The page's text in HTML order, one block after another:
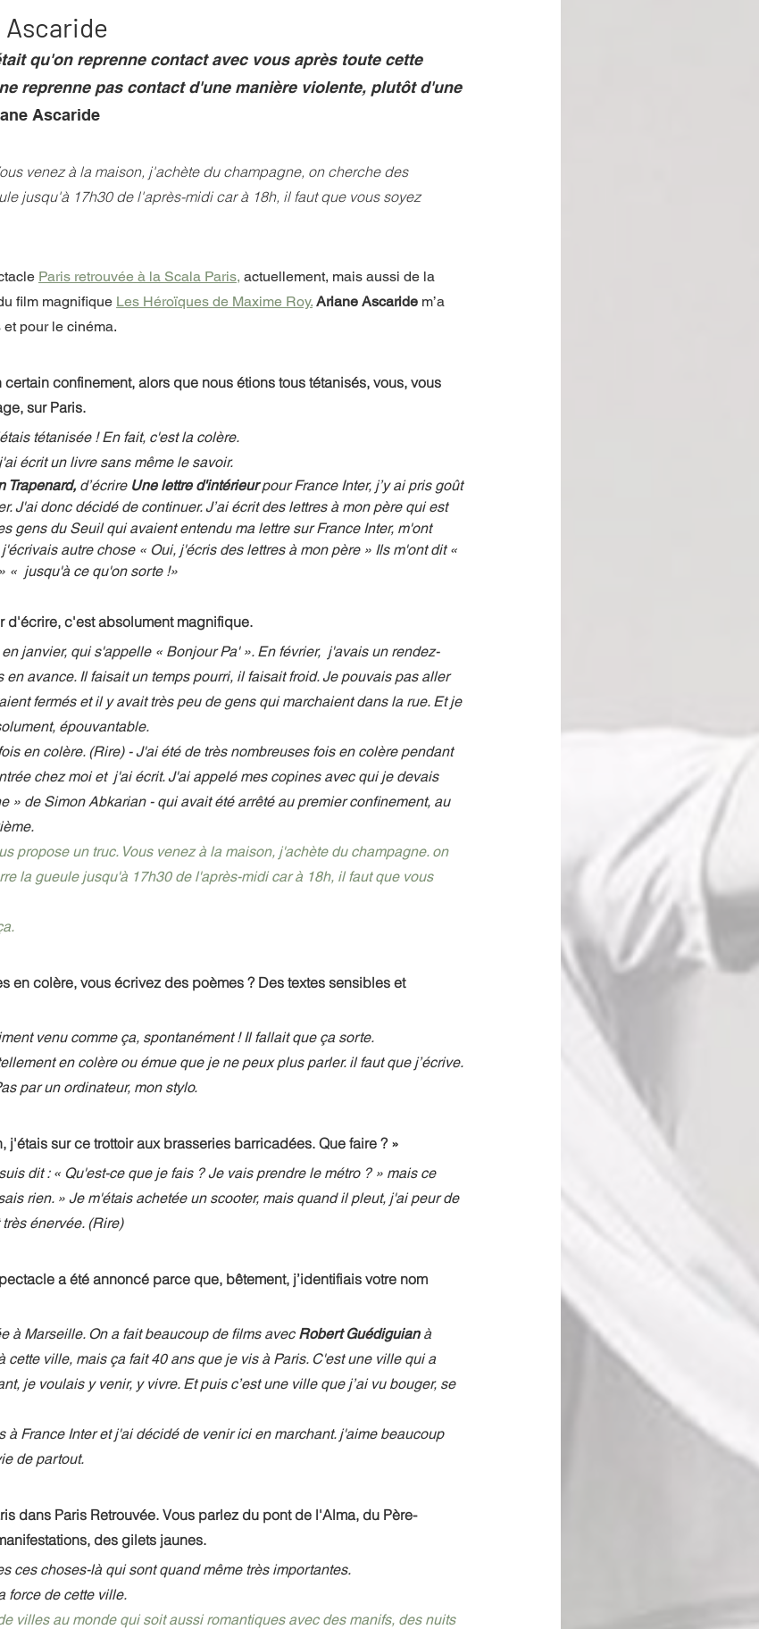
Festival Coup de coeur Instructif
qu'on reprenne contact avec vous après toute cette
reprenne pas contact d'une manière violente, plutôt d'une
Ascaride
venez à la maison, j'achète du champagne, on cherche des
jusqu'à 17h30 de l'après-midi car à 18h, il faut que vous soyez
Paris retrouvée à la Scala Paris, actuellement, mais aussi de la
film magnifique Les Héroïques de Maxime Roy. Ariane Ascaride m’a
pour le cinéma.
certain confinement, alors que nous étions tous tétanisés, vous, vous
sur Paris.
tétanisée ! En fait, c'est la colère.
écrit un livre sans même le savoir.
Trapenard, d’écrire Une lettre d'intérieur pour France Inter, j’y ai pris goût
J'ai donc décidé de continuer. J’ai écrit des lettres à mon père qui est
gens du Seuil qui avaient entendu ma lettre sur France Inter, m'ont
autre chose « Oui, j'écris des lettres à mon père » Ils m'ont dit «
«  jusqu'à ce qu'on sorte !»
d'écrire, c'est absolument magnifique.
janvier, qui s'appelle « Bonjour Pa' ». En février,  j'avais un rendez-
en avance. Il faisait un temps pourri, il faisait froid. Je pouvais pas aller
fermés et il y avait très peu de gens qui marchaient dans la rue. Et je
épouvantable.
en colère. (Rire) - J'ai été de très nombreuses fois en colère pendant
chez moi et  j'ai écrit. J'ai appelé mes copines avec qui je devais
» de Simon Abkarian - qui avait été arrêté au premier confinement, au
propose un truc. Vous venez à la maison, j'achète du champagne. on
la gueule jusqu'à 17h30 de l'après-midi car à 18h, il faut que vous
en colère, vous écrivez des poèmes ? Des textes sensibles et
venu comme ça, spontanément ! Il fallait que ça sorte.
en colère ou émue que je ne peux plus parler. il faut que j’écrive.
par un ordinateur, mon stylo.
j'étais sur ce trottoir aux brasseries barricadées. Que faire ? »
dit : « Qu'est-ce que je fais ? Je vais prendre le métro ? » mais ce
rien. » Je m'étais achetée un scooter, mais quand il pleut, j'ai peur de
énervée. (Rire)
a été annoncé parce que, bêtement, j’identifiais votre nom
à Marseille. On a fait beaucoup de films avec Robert Guédiguian à
cette ville, mais ça fait 40 ans que je vis à Paris. C'est une ville qui a
je voulais y venir, y vivre. Et puis c’est une ville que j’ai vu bouger, se
à France Inter et j'ai décidé de venir ici en marchant. j'aime beaucoup
de partout.
dans Paris Retrouvée. Vous parlez du pont de l'Alma, du Père-
des gilets jaunes.
ces choses-là qui sont quand même très importantes.
force de cette ville.
villes au monde qui soit aussi romantiques avec des manifs, des nuits